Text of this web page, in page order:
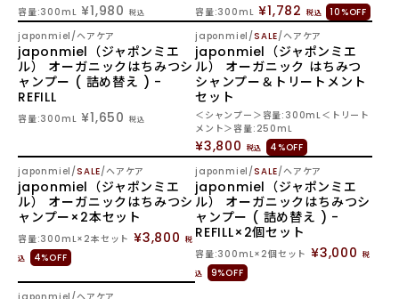
容量:300mL ¥1,980 税込 容量:300mL ¥1,782 税込 10%OFF
SOLD OUT
japonmiel ヘアケア
japonmiel（ジャポンミエ
ル） オーガニックはちみつシ
ャンプー ( 詰め替え ) -
REFILL
容量:300mL ¥1,650 税込
japonmiel SALE ヘアケア
japonmiel（ジャポンミエ
ル） オーガニック はちみつ
シャンプー＆トリートメント
セット
＜シャンプー＞容量:300mL＜トリート
メント＞容量:250mL
¥3,800 税込
4%OFF
japonmiel SALE ヘアケア
japonmiel（ジャポンミエ
ル） オーガニックはちみつシ
ャンプー×2本セット
容量:300mL×2本セット ¥3,800
税
込
4%OFF
SOLD OUT
japonmiel SALE ヘアケア
japonmiel（ジャポンミエ
ル） オーガニックはちみつシ
ャンプー ( 詰め替え ) -
REFILL×2個セット
容量:300mL×2個セット ¥3,000
税
込
9%OFF